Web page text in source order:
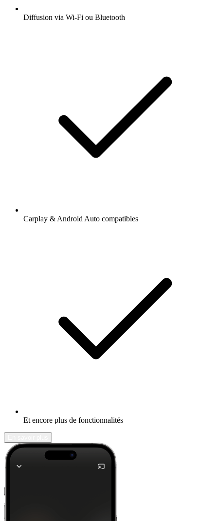
Diffusion via Wi-Fi ou Bluetooth
Carplay & Android Auto compatibles
Et encore plus de fonctionnalités